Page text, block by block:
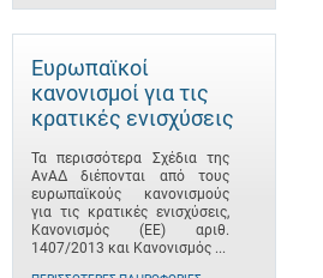
Ευρωπαϊκοί
κανονισμοί για τις
κρατικές ενισχύσεις
Τα περισσότερα Σχέδια της
ΑνΑΔ διέπονται από τους
ευρωπαϊκούς κανονισμούς
για τις κρατικές ενισχύσεις,
Κανονισμός (ΕΕ) αριθ.
1407/2013 και Κανονισμός ...